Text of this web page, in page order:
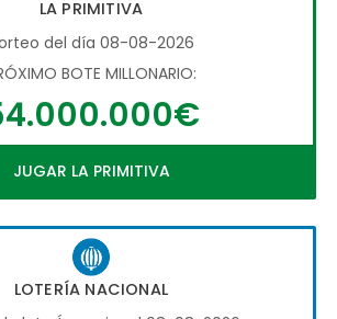
LA PRIMITIVA
del día 08-08-2026
BOTE MILLONARIO:
JUGAR LA PRIMITIVA
LOTERÍA NACIONAL